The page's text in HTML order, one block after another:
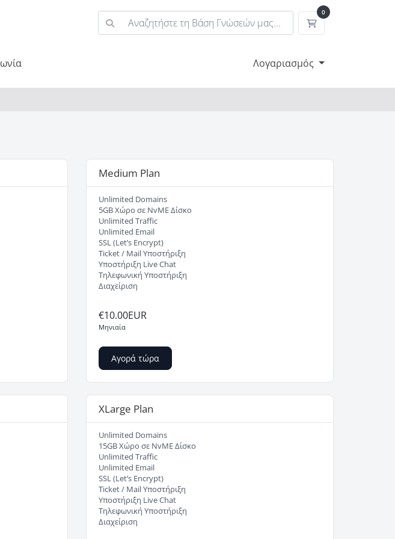
0
Καλάθι Αγορών
Λογαριασμός
Medium Plan
Unlimited Domains
5GB Χώρο σε NvME Δίσκο
Unlimited Traffic
Unlimited Email
SSL (Let’s Encrypt)
Ticket / Mail Υποστήριξη
Υποστήριξη Live Chat
Τηλεφωνική Υποστήριξη
Διαχείριση
€10.00EUR
Μηνιαία
Αγορά τώρα
XLarge Plan
Unlimited Domains
15GB Χώρο σε NvME Δίσκο
Unlimited Traffic
Unlimited Email
SSL (Let’s Encrypt)
Ticket / Mail Υποστήριξη
Υποστήριξη Live Chat
Τηλεφωνική Υποστήριξη
Διαχείριση